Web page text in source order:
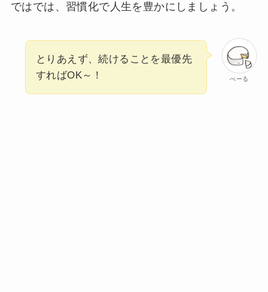
ではでは、習慣化で人生を豊かにしましょう。
べーる
とりあえず、続けることを最優先
すればOK～！